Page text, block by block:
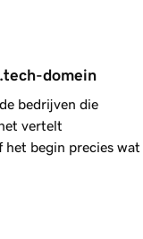
domein
bedrijven die
vertelt
het begin precies wat